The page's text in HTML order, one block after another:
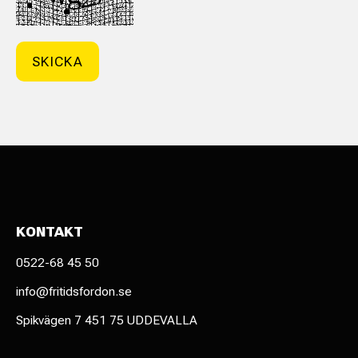
KONTAKT
0522-68 45 50
info@fritidsfordon.se
Spikvägen 7 451 75 UDDEVALLA